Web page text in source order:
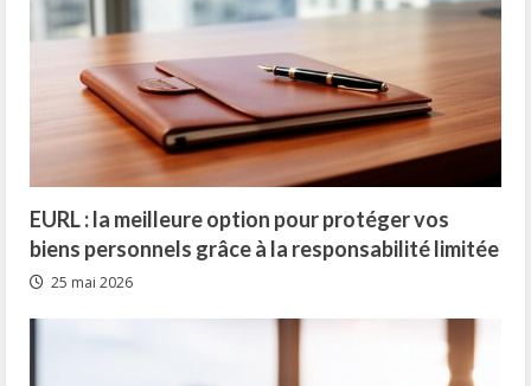
EURL : la meilleure option pour protéger vos
biens personnels grâce à la responsabilité limitée
25 mai 2026